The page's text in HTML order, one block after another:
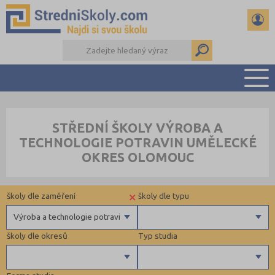
PŘÍPRAVA NA PŘIJÍMAČKY
DŮLEŽITÉ TERMÍNY
DALŠÍ DRUHY ŠKOL
STŘEDNÍ ŠKOLY VÝROBA A
TECHNOLOGIE POTRAVIN UMĚLECKÉ
OKRES OLOMOUC
Typ studia
školy dle okresů
školy dle typu
×
Výroba a technologie potravin
školy dle zaměření
Gymnázia